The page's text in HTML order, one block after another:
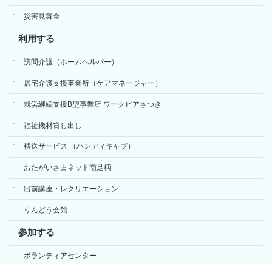
災害見舞金
利用する
訪問介護（ホームヘルパー）
居宅介護支援事業所（ケアマネージャー）
就労継続支援B型事業所 ワークピアさつき
福祉機材貸し出し
移送サービス （ハンディキャブ）
おたがいさまネット南足柄
出前講座・レクリエーション
りんどう会館
参加する
ボランティアセンター